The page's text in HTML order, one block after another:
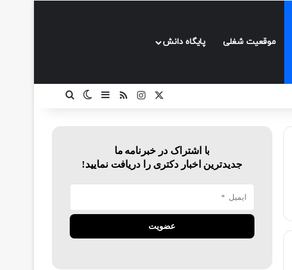
موقعیت شغلی پایگاه دانش
ایکساینستاگرام
خوراکسایدبارتغییر پوسته
با اشتراک در خبرنامه ما
جدیدترین اخبار دکتری را دریافت نمایید!